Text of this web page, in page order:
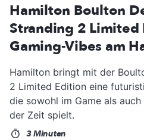
Hamilton Boulton
Stranding 2 Limited
Gaming-Vibes am
Hamilton bringt mit der
2 Limited Edition eine
die sowohl im Game als
der Zeit spielt.
3 Minuten